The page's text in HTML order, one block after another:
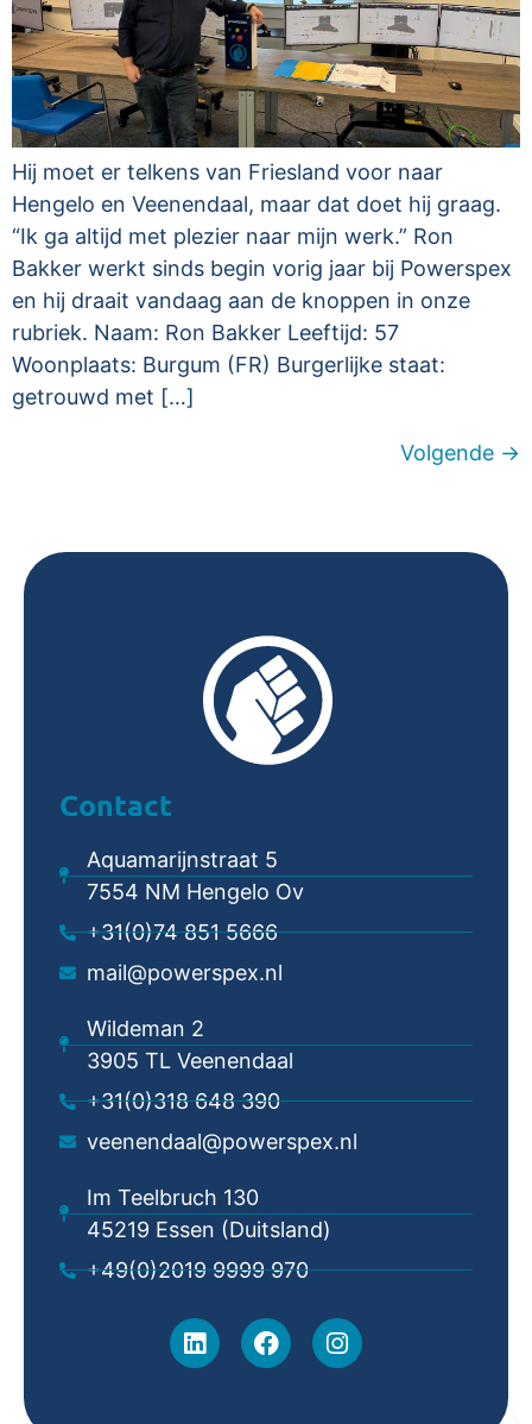
Hij moet er telkens van Friesland voor naar
Hengelo en Veenendaal, maar dat doet hij graag.
“Ik ga altijd met plezier naar mijn werk.” Ron
Bakker werkt sinds begin vorig jaar bij Powerspex
en hij draait vandaag aan de knoppen in onze
rubriek. Naam: Ron Bakker Leeftijd: 57
Woonplaats: Burgum (FR) Burgerlijke staat:
getrouwd met […]
Volgende →
Contact
Aquamarijnstraat 5
7554 NM Hengelo Ov
+31(0)74 851 5666
mail@powerspex.nl
Wildeman 2
3905 TL Veenendaal
+31(0)318 648 390
veenendaal@powerspex.nl
Im Teelbruch 130
45219 Essen (Duitsland)
+49(0)2019 9999 970